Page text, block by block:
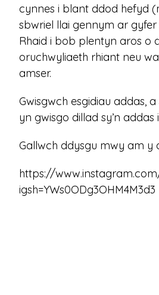
cynnes i blant ddod hefyd
sbwriel llai gennym ar
Rhaid i bob plentyn aros o
oruchwyliaeth rhiant neu
amser.
Gwisgwch esgidiau addas,
yn gwisgo dillad sy’n addas
Gallwch ddysgu mwy am y
https://
igsh=YWs0ODg3OHM4M3d3